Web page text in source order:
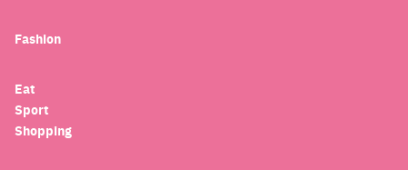
Search
for:
Fashion
Eat
Sport
Shopping